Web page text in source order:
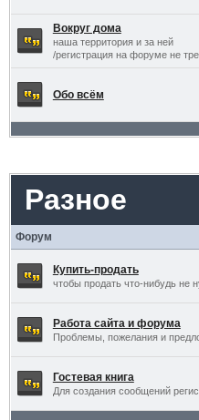
Вокруг дома
наша территория и за ней
/регистрация на форуме не
Обо всём
Разное
Форум
Купить-продать
чтобы продать что-нибудь не
Работа сайта и форума
Проблемы, пожелания и
Гостевая книга
Для создания сообщений